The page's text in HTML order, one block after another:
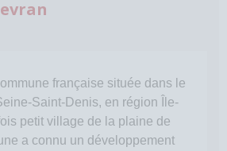
française située dans le
Saint-Denis, en région Île-
petit village de la plaine de
a connu un développement